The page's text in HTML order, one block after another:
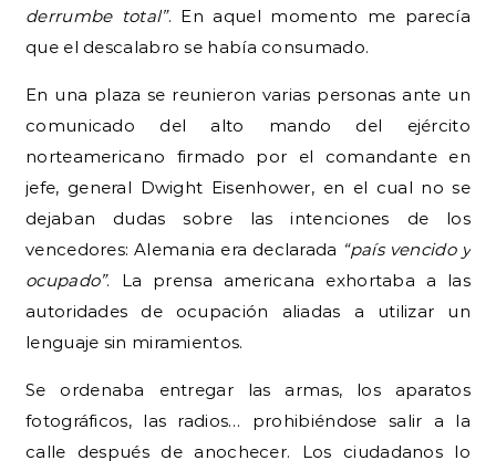
derrumbe total”. En aquel momento me parecía
que el descalabro se había consumado.
En una plaza se reunieron varias personas ante un
comunicado del alto mando del ejército
norteamericano firmado por el comandante en
jefe, general Dwight Eisenhower, en el cual no se
dejaban dudas sobre las intenciones de los
vencedores: Alemania era declarada “país vencido y
ocupado”. La prensa americana exhortaba a las
autoridades de ocupación aliadas a utilizar un
lenguaje sin miramientos.
Se ordenaba entregar las armas, los aparatos
fotográficos, las radios… prohibiéndose salir a la
calle después de anochecer. Los ciudadanos lo